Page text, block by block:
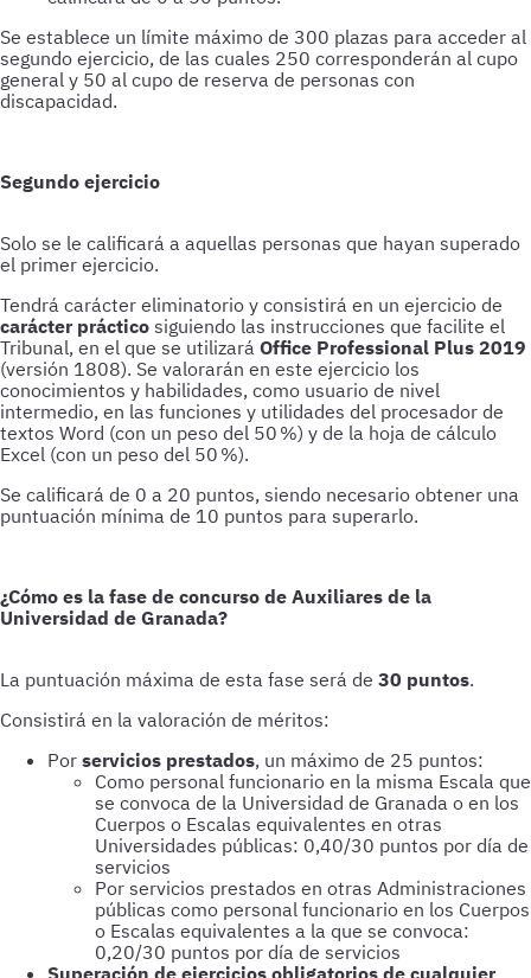
Se establece un límite máximo de 300 plazas para acceder al
segundo ejercicio, de las cuales 250 corresponderán al cupo
general y 50 al cupo de reserva de personas con
discapacidad.
Segundo ejercicio
Solo se le calificará a aquellas personas que hayan superado
el primer ejercicio.
Tendrá carácter eliminatorio y consistirá en un ejercicio de
carácter práctico siguiendo las instrucciones que facilite el
Tribunal, en el que se utilizará Office Professional Plus 2019
(versión 1808). Se valorarán en este ejercicio los
conocimientos y habilidades, como usuario de nivel
intermedio, en las funciones y utilidades del procesador de
textos Word (con un peso del 50 %) y de la hoja de cálculo
Excel (con un peso del 50 %).
Se calificará de 0 a 20 puntos, siendo necesario obtener una
puntuación mínima de 10 puntos para superarlo.
¿Cómo es la fase de concurso de Auxiliares de la
Universidad de Granada?
La puntuación máxima de esta fase será de 30 puntos.
Consistirá en la valoración de méritos:
Por servicios prestados, un máximo de 25 puntos:
Como personal funcionario en la misma Escala que
se convoca de la Universidad de Granada o en los
Cuerpos o Escalas equivalentes en otras
Universidades públicas: 0,40/30 puntos por día de
servicios
Por servicios prestados en otras Administraciones
públicas como personal funcionario en los Cuerpos
o Escalas equivalentes a la que se convoca:
0,20/30 puntos por día de servicios
Superación de ejercicios obligatorios de cualquier